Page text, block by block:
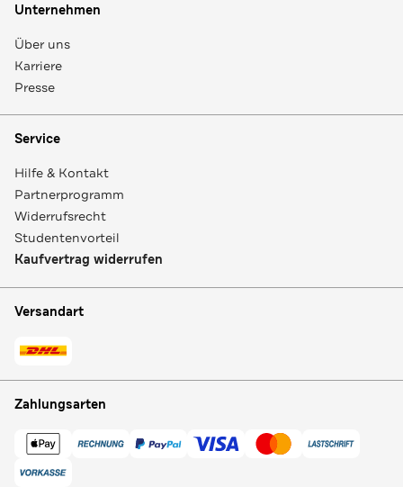
Unternehmen
Über uns
Karriere
Presse
Service
Hilfe & Kontakt
Partnerprogramm
Widerrufsrecht
Studentenvorteil
Kaufvertrag widerrufen
Versandart
Zahlungsarten